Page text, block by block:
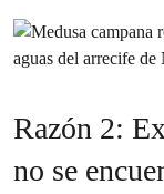
Razón 2:
no se